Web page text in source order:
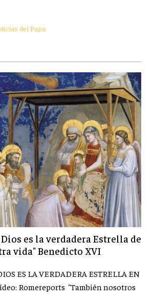
del Papa
es la verdadera Estrella de
vida" Benedicto XVI
ES LA VERDADERA ESTRELLA EN
Romereports "También nosotros